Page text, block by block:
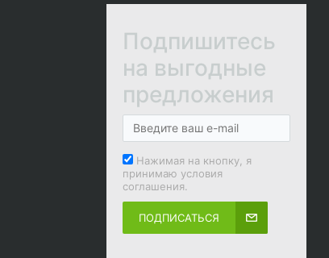
Подпишитесь
на выгодные
предложения
Нажимая на кнопку, я
принимаю условия
соглашения.
ПОДПИСАТЬСЯ